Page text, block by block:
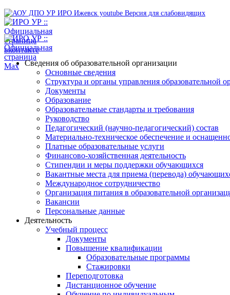
Версия для слабовидящих
Сведения об образовательной организации
Основные сведения
Структура и органы управления образовательной
Документы
Образование
Образовательные стандарты и требования
Руководство
Педагогический (научно-педагогический) состав
Материально-техническое обеспечение и
Платные образовательные услуги
Финансово-хозяйственная деятельность
Стипендии и меры поддержки обучающихся
Вакантные места для приема (перевода)
Международное сотрудничество
Организация питания в образовательной
Вакансии
Персональные данные
Деятельность
Учебный процесс
Документы
Повышение квалификации
Образовательные программы
Стажировки
Переподготовка
Дистанционное обучение